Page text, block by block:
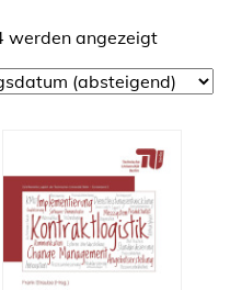
werden angezeigt